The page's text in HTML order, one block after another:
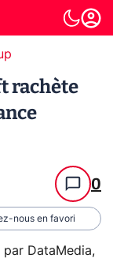
rachète
0
nous en favori
DataMedia,